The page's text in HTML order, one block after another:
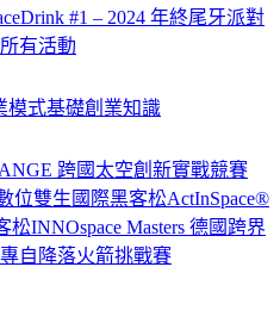
#1 – 2024 年終尾牙派對
所有活動
模式基礎創業知識
跨國太空創新實戰競賽
位雙生國際黑客松ActInSpace®
松INNOspace Masters 德國跨界
自降落火箭挑戰賽